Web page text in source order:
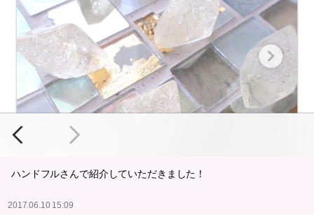
ハンドフルさんで紹介していただきました！
2017.06.10 15:09